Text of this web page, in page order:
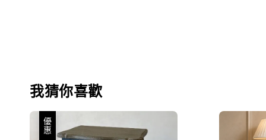
我猜你喜歡
優惠